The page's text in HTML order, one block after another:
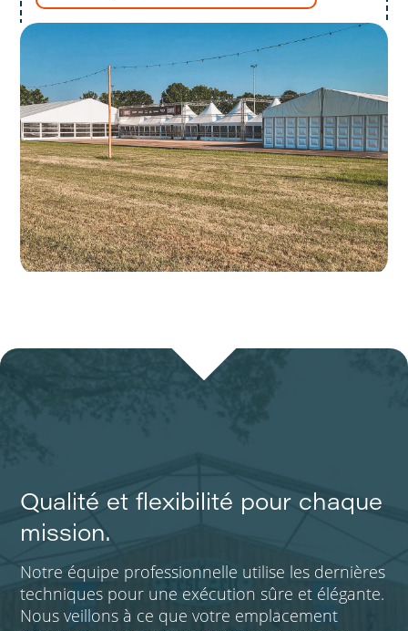
Qualité et flexibilité pour chaque
mission.
Notre équipe professionnelle utilise les dernières
techniques pour une exécution sûre et élégante.
Nous veillons à ce que votre emplacement